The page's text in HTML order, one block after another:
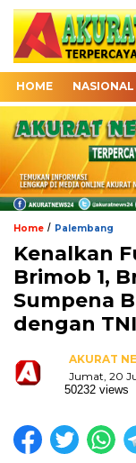
HOME NASIONAL
Home / Palembang
Kenalkan
Brimob 1,
Sumpena
dengan
AKURAT
Jumat, 20
50232 views